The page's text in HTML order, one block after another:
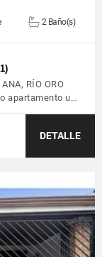
2 Baño(s)
RÍO ORO
apartamento u…
DETALLE